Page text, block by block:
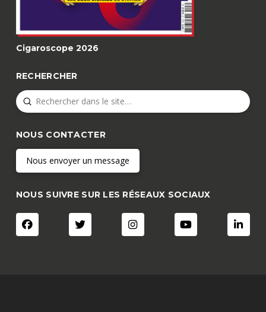
Cigaroscope 2026
RECHERCHER
Search
Submit
NOUS CONTACTER
Nous envoyer un message
NOUS SUIVRE SUR LES RÉSEAUX SOCIAUX